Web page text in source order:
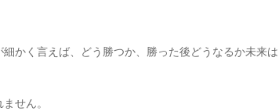
かく言えば、どう勝つか、勝った後どうなるか未来は
せん。